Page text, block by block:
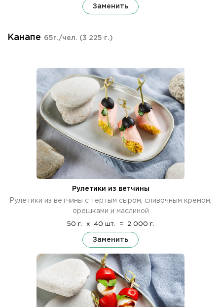
Заменить
Канапе 65г./чел. (3 225 г.)
Рулетики из ветчины
Рулетики из ветчины с тертым сыром, сливочным кремом,
орешками и маслиной
50 г. x 40 шт. = 2 000 г.
Заменить